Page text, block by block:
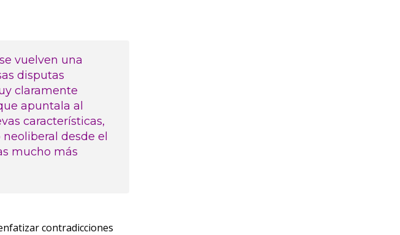
vuelven una
disputas
claramente
apuntala al
características,
desde el
mucho más
contradicciones